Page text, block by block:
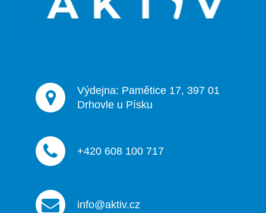
Výdejna: Pamětice 17, 397 01
Drhovle u Písku
+420 608 100 717
info@aktiv.cz